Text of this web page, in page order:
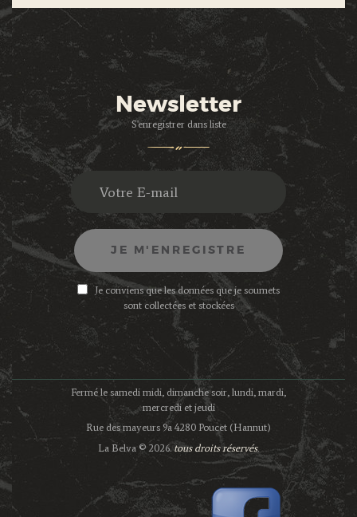
Newsletter
S'enregistrer dans liste
Je conviens que les données que je soumets
sont collectées et stockées
Fermé le samedi midi, dimanche soir, lundi, mardi,
mercredi et jeudi
Rue des mayeurs 9a 4280 Poucet (Hannut)
La Belva © 2026.tous droits réservés.